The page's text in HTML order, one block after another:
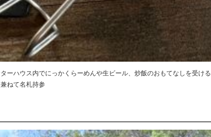
ーハウス内でにっかくらーめんや生ビール、炒飯のおもてなしを受ける
ねて名札持参